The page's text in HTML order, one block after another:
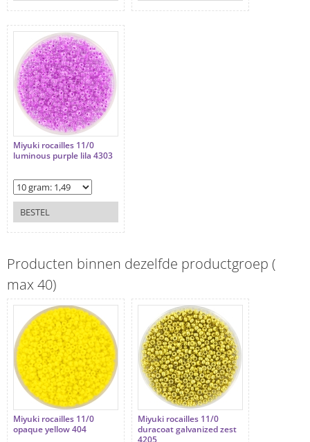
Miyuki rocailles 11/0
luminous purple lila 4303
BESTEL
Producten binnen dezelfde productgroep (
max 40)
Miyuki rocailles 11/0
opaque yellow 404
Miyuki rocailles 11/0
duracoat galvanized zest
4205